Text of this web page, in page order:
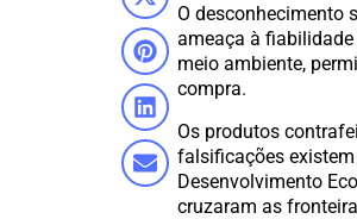
O desconhecimento
ameaça à
meio ambiente,
compra.
Os produtos
falsificações
Desenvolvimento
cruzaram as